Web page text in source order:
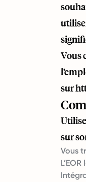
Vous
sur
sur
Vous